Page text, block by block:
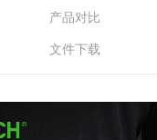
产品对比
文件下载